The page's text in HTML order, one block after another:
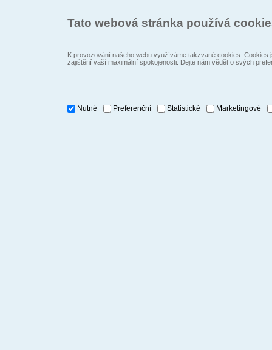
Tato webová stránka používá
K provozování našeho webu využíváme takzvané cookies.
zajištění vaší maximální spokojenosti. Dejte nám vědět o svých
Nutné Preferenční Statistické Marketingové